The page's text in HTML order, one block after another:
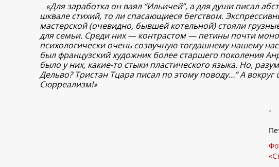
«Для заработка он ваял “Ильичей”, а для души писал
шквале стихий, то ли спасающиеся бегством.
мастерской (очевидно, бывшей котельной) стояли
для семьи. Среди них — контрастом — петины почти
психологически очень созвучную тогдашнему нашему
был французский художник более старшего поколения
было у них, какие-то стыки пластического языка. Но,
Дельво? Тристан Тцара писал по этому поводу…” А
Сюрреализм!»